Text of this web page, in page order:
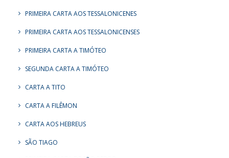
PRIMEIRA CARTA AOS TESSALONICENES
PRIMEIRA CARTA AOS TESSALONICENSES
PRIMEIRA CARTA A TIMÓTEO
SEGUNDA CARTA A TIMÓTEO
CARTA A TITO
CARTA A FILÊMON
CARTA AOS HEBREUS
SÃO TIAGO